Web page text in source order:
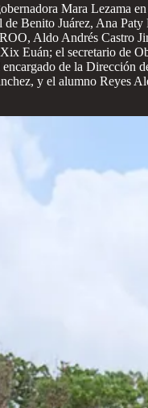
Mara Lezama
Benito Juárez, Ana Paty
Aldo Andrés Castro
Euán; el secretario de
de la Dirección
y el alumno Reyes